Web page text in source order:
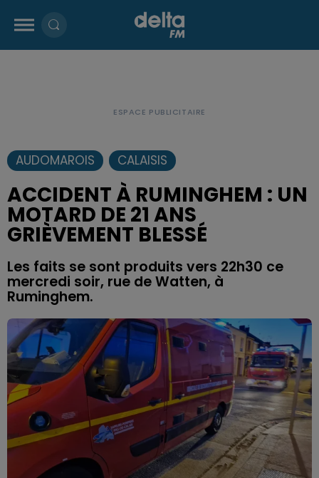
AUDOMAROIS CALAISIS
ACCIDENT À RUMINGHEM : UN
MOTARD DE 21 ANS
GRIÈVEMENT BLESSÉ
Les faits se sont produits vers 22h30 ce
mercredi soir, rue de Watten, à
Ruminghem.